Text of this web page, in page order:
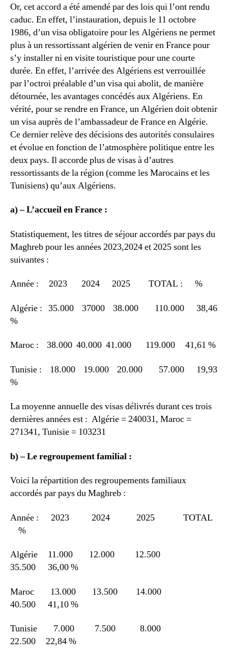
Or, cet accord a été amendé par des lois qui l’ont rendu
caduc. En effet, l’instauration, depuis le 11 octobre
1986, d’un visa obligatoire pour les Algériens ne permet
plus à un ressortissant algérien de venir en France pour
s’y installer ni en visite touristique pour une courte
durée. En effet, l’arrivée des Algériens est verrouillée
par l’octroi préalable d’un visa qui abolit, de manière
détournée, les avantages concédés aux Algériens. En
vérité, pour se rendre en France, un Algérien doit obtenir
un visa auprès de l’ambassadeur de France en Algérie.
Ce dernier relève des décisions des autorités consulaires
et évolue en fonction de l’atmosphère politique entre les
deux pays. Il accorde plus de visas à d’autres
ressortissants de la région (comme les Marocains et les
Tunisiens) qu’aux Algériens.
a) – L’accueil en France :
Statistiquement, les titres de séjour accordés par pays du
Maghreb pour les années 2023,2024 et 2025 sont les
suivantes :
Année : 2023 2024 2025 TOTAL : %
Algérie : 35.000 37000 38.000 110.000 38,46
%
Maroc : 38.000 40.000 41.000 119.000 41,61 %
Tunisie : 18.000 19.000 20.000 57.000 19,93
%
La moyenne annuelle des visas délivrés durant ces trois
dernières années est : Algérie = 240031, Maroc =
271341, Tunisie = 103231
b) – Le regroupement familial :
Voici la répartition des regroupements familiaux
accordés par pays du Maghreb :
Année : 2023 2024 2025 TOTAL
%
Algérie 11.000 12.000 12.500
35.500 36,00 %
Maroc 13.000 13.500 14.000
40.500 41,10 %
Tunisie 7.000 7.500 8.000
22.500 22,84 %